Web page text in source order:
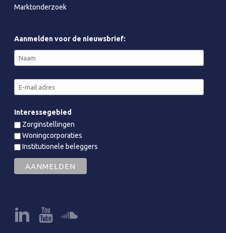
Marktonderzoek
Aanmelden voor de nieuwsbrief:
Interessegebied
Zorginstellingen
Woningcorporaties
Institutionele beleggers